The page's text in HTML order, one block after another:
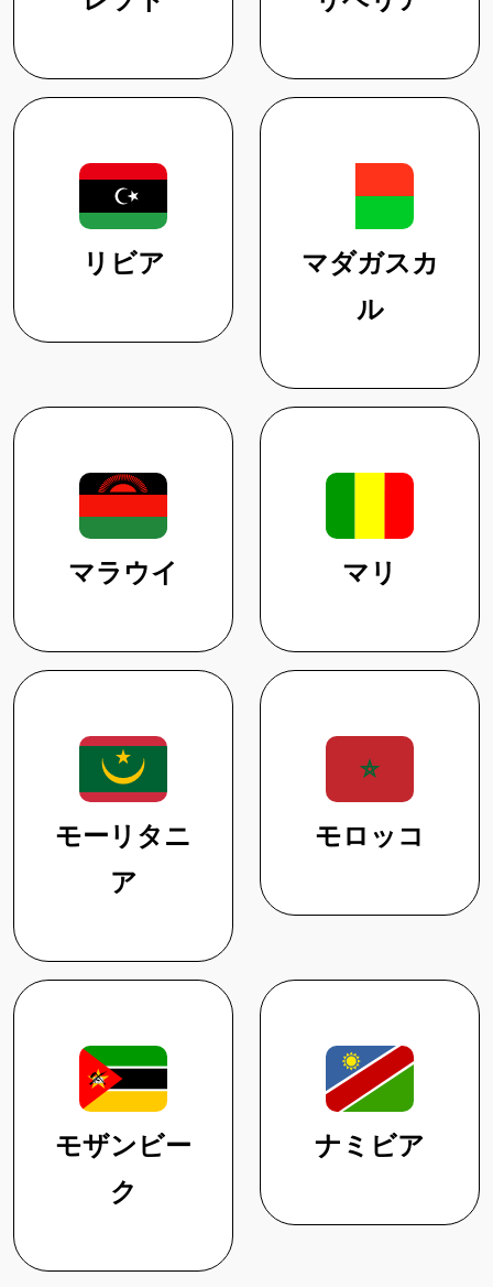
リビア
マダガスカ
ル
マラウイ マリ
モーリタニ
ア
モロッコ
モザンビー
ク
ナミビア